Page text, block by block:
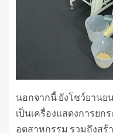
นอกจากนี้ ยังโชว์ยาน
เป็นเครื่องแสดงการย
อุตสาหกรรม รวมถึงสร้